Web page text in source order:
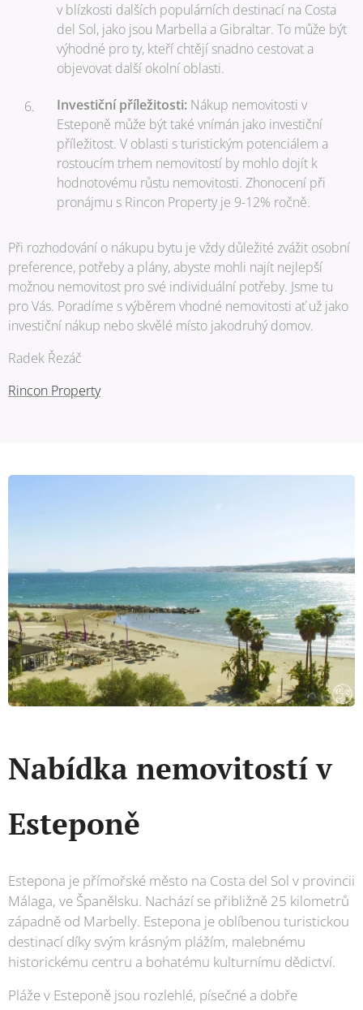
v blízkosti dalších populárních destinací na Costa
del Sol, jako jsou Marbella a Gibraltar. To může být
výhodné pro ty, kteří chtějí snadno cestovat a
objevovat další okolní oblasti.
Investiční příležitosti: Nákup nemovitosti v
Esteponě může být také vnímán jako investiční
příležitost. V oblasti s turistickým potenciálem a
rostoucím trhem nemovitostí by mohlo dojít k
hodnotovému růstu nemovitosti. Zhonocení při
pronájmu s Rincon Property je 9-12% ročně.
Při rozhodování o nákupu bytu je vždy důležité zvážit osobní
preference, potřeby a plány, abyste mohli najít nejlepší
možnou nemovitost pro své individuální potřeby. Jsme tu
pro Vás. Poradíme s výběrem vhodné nemovitosti ať už jako
investiční nákup nebo skvělé místo jakodruhý domov.
Radek Řezáč
Rincon Property
Nabídka nemovitostí v
Esteponě
Estepona je přímořské město na Costa del Sol v provincii
Málaga, ve Španělsku. Nachází se přibližně 25 kilometrů
západně od Marbelly. Estepona je oblíbenou turistickou
destinací díky svým krásným plážím, malebnému
historickému centru a bohatému kulturnímu dědictví.
Pláže v Esteponě jsou rozlehlé, písečné a dobře